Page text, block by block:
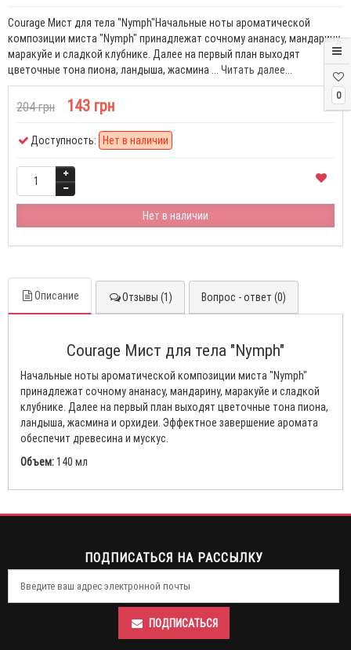
0
Courage Мист для тела "Nymph"Начальные ноты ароматической
композиции миста "Nymph" принадлежат сочному ананасу, мандарину,
маракуйе и сладкой клубнике. Далее на первый план выходят
цветочные тона пиона, ландыша, жасмина ... Читать далее...
204 грн 143 грн
Доступность: Нет в наличии
Нет в наличии
Описание Отзывы (1) Вопрос - ответ (0)
Courage Мист для тела "Nymph"
Начальные ноты ароматической композиции миста "Nymph"
принадлежат сочному ананасу, мандарину, маракуйе и сладкой
клубнике. Далее на первый план выходят цветочные тона пиона,
ландыша, жасмина и орхидеи. Эффектное завершение аромата
обеспечит древесина и мускус.
Объем:140 мл
ПОДПИСАТЬСЯ НА РАССЫЛКУ
ПОДПИСАТЬСЯ